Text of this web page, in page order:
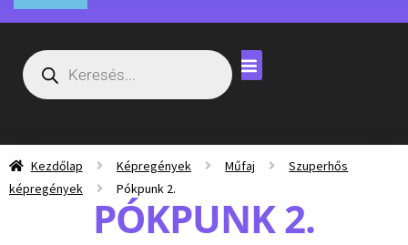
Kezdőlap Képregények Műfaj
Szuperhős
képregények
Pókpunk 2.
PÓKPUNK 2.